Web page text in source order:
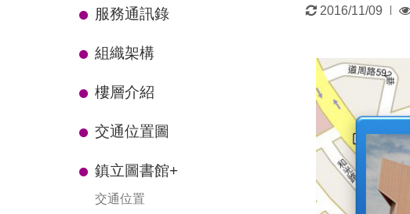
服務通訊錄
組織架構
樓層介紹
交通位置圖
鎮立圖書館+
交通位置
更
期：
2016/11/09